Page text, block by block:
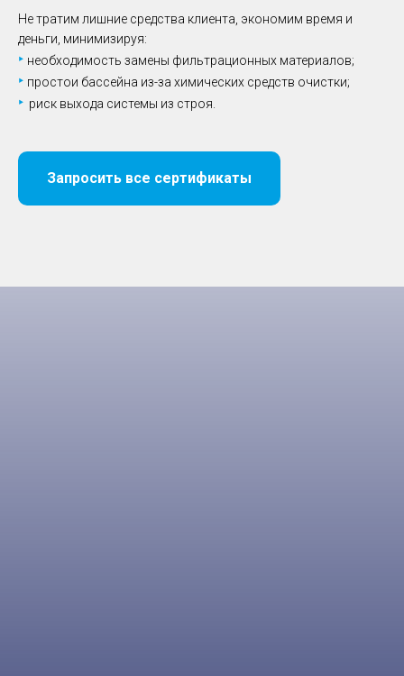
Не тратим лишние средства клиента, экономим время и
деньги, минимизируя:
‣ необходимость замены фильтрационных материалов;
‣ простои бассейна из-за химических средств очистки;
‣ риск выхода системы из строя.
Запросить все сертификаты